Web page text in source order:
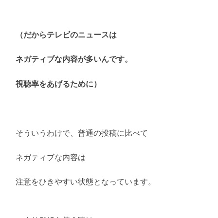
（だからテレビのニュースは
ネガティブな内容が多いんです。
視聴率をあげるために）
そういうわけで、普通の投稿に比べて
ネガティブな内容は
注意をひきやすい状態となっています。